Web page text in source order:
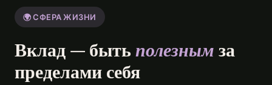
🌍 СФЕРА ЖИЗНИ
Вклад — бытьполезнымза
пределами себя